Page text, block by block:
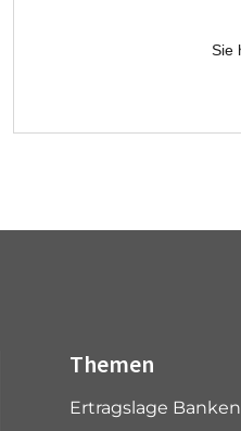
Themen
Ertragslage Banken